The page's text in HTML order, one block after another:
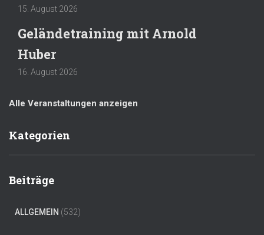
15. August 2026
Geländetraining mit Arnold
Huber
16. August 2026
Alle Veranstaltungen anzeigen
Kategorien
Beiträge
ALLGEMEIN (532)